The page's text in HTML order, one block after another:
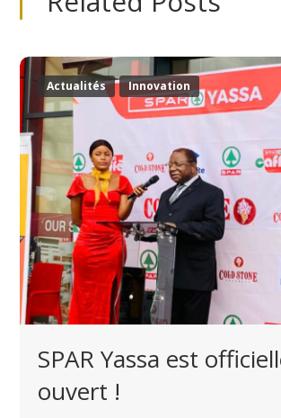
Actualités Innovation
SPAR Yassa est
ouvert !